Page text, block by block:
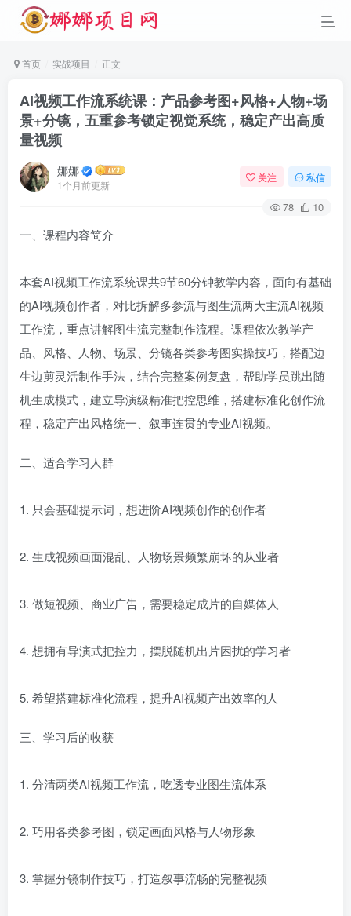
首页 实战项目 正文
AI视频工作流系统课：产品参考图+风格+人物+场
景+分镜，五重参考锁定视觉系统，稳定产出高质
量视频
娜娜
1个月前更新
关注 私信
78 10
一、课程内容简介
本套AI视频工作流系统课共9节60分钟教学内容，面向有基础
的AI视频创作者，对比拆解多参流与图生流两大主流AI视频
工作流，重点讲解图生流完整制作流程。课程依次教学产
品、风格、人物、场景、分镜各类参考图实操技巧，搭配边
生边剪灵活制作手法，结合完整案例复盘，帮助学员跳出随
机生成模式，建立导演级精准把控思维，搭建标准化创作流
程，稳定产出风格统一、叙事连贯的专业AI视频。
二、适合学习人群
1. 只会基础提示词，想进阶AI视频创作的创作者
2. 生成视频画面混乱、人物场景频繁崩坏的从业者
3. 做短视频、商业广告，需要稳定成片的自媒体人
4. 想拥有导演式把控力，摆脱随机出片困扰的学习者
5. 希望搭建标准化流程，提升AI视频产出效率的人
三、学习后的收获
1. 分清两类AI视频工作流，吃透专业图生流体系
2. 巧用各类参考图，锁定画面风格与人物形象
3. 掌握分镜制作技巧，打造叙事流畅的完整视频